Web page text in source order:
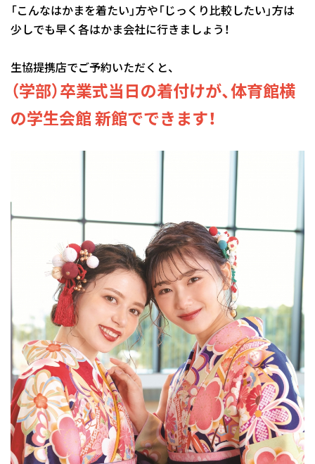
「こんなはかまを着たい」方や「じっくり比較したい」方は
少しでも早く各はかま会社に行きましょう！
生協提携店でご予約いただくと、
（学部）卒業式当日の着付けが、体育館横
の学生会館 新館でできます！